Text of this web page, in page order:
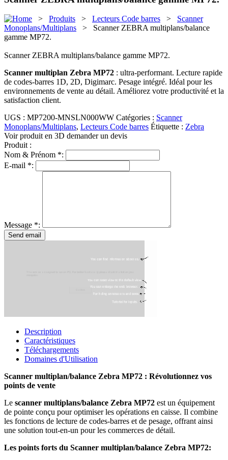
> Produits > Lecteurs Code barres > Scanner
Monoplans/Multiplans > Scanner ZEBRA multiplans/balance
gamme MP72.
Scanner ZEBRA multiplans/balance gamme MP72.
Scanner multiplan Zebra MP72 : ultra-performant. Lecture rapide
de codes-barres 1D, 2D, Digimarc. Pesage intégré. Idéal pour les
environnements de vente au détail. Améliorez votre productivité et la
satisfaction client.
UGS : MP7200-MNSLN000WW Catégories : Scanner
Monoplans/Multiplans, Lecteurs Code barres Étiquette : Zebra
Voir produit en 3D demander un devis
Produit :
Nom & Prénom *:
E-mail *:
Message *:
Description
Caractéristiques
Téléchargements
Domaines d'Utilisation
Scanner multiplan/balance Zebra MP72 : Révolutionnez vos
points de vente
Le scanner multiplans/balance Zebra MP72 est un équipement
de pointe conçu pour optimiser les opérations en caisse. Il combine
les fonctions de lecture de codes-barres et de pesage, offrant ainsi
une solution tout-en-un pour les commerces de détail.
Les points forts du Scanner multiplan/balance Zebra MP72: